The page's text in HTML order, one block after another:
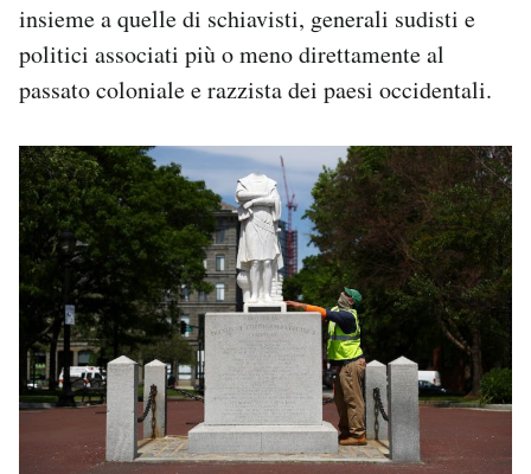
insieme a quelle di schiavisti, generali sudisti e
politici associati più o meno direttamente al
passato coloniale e razzista dei paesi occidentali.